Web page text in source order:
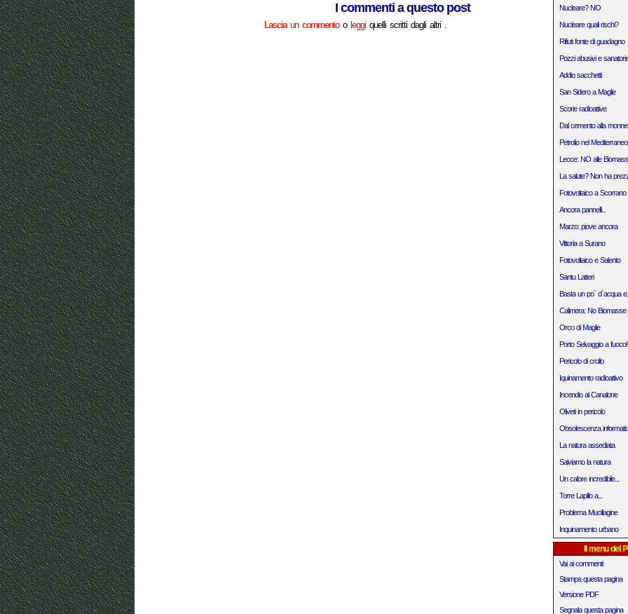
I commenti a questo post
Lascia un commentoo leggi quelli scritti dagli altri .
Nucleare? NO
Nucleare quali rischi?
Rifiuti fonte di guadagno
Pozzi abusivi e sanatorie
Addio sacchetti
San Sidero a Maglie
Scorie radioattive
Dal cemento alla
Petrolio nel Mediterraneo
Lecce: NO alle
La salute? Non ha
Fotovoltaico a Scorrano
Ancora pannelli...
Marzo: piove ancora
Vittoria a Surano
Fotovoltaico e Salento
Santu Latteri
Basta un po` d`acqua
Calimera: No Biomasse
Orco di Maglie
Porto Selvaggio a fuoco!
Pericolo di crollo
Iquinamento radioattivo
Incendio al Canalone
Oliveti in pericolo
Obsolescenza
La natura assediata
Salviamo la natura
Un calore incredibile...
Torre Lapillo a...
Problema Mucillagine
Inquinamento urbano
Il menu del
Vai ai commenti
Stampa questa pagina
Versione PDF
Segnala questa pagina